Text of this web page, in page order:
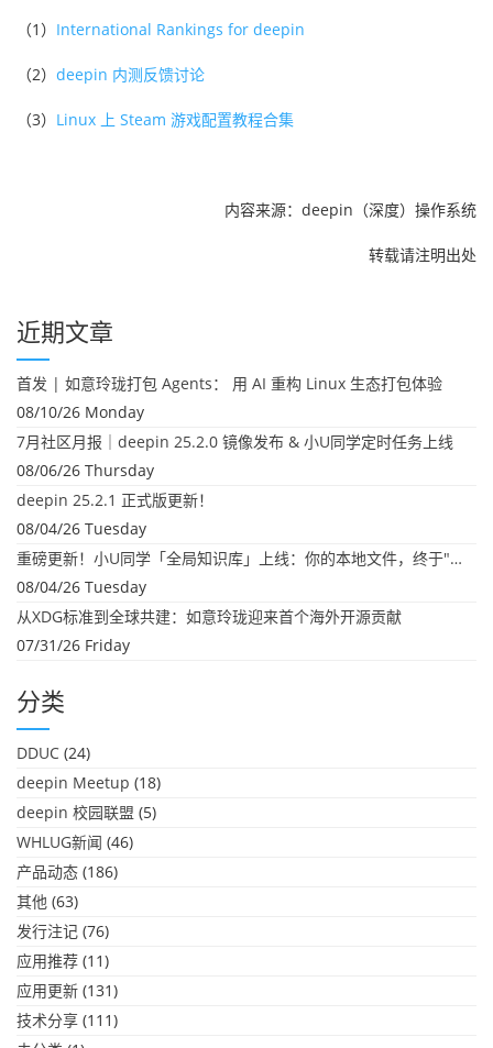
（1） International Rankings for deepin
（2） deepin 内测反馈讨论
（3） Linux 上 Steam 游戏配置教程合集
内容来源：deepin（深度）操作系统
转载请注明出处
近期文章
首发 | 如意玲珑打包 Agents： 用 AI 重构 Linux 生态打包体验
08/10/26 Monday
7月社区月报｜deepin 25.2.0 镜像发布 & 小U同学定时任务上线
08/06/26 Thursday
deepin 25.2.1 正式版更新！
08/04/26 Tuesday
重磅更新！小U同学「全局知识库」上线：你的本地文件，终于"活"起来了
08/04/26 Tuesday
从XDG标准到全球共建：如意玲珑迎来首个海外开源贡献
07/31/26 Friday
分类
DDUC (24)
deepin Meetup (18)
deepin 校园联盟 (5)
WHLUG新闻 (46)
产品动态 (186)
其他 (63)
发行注记 (76)
应用推荐 (11)
应用更新 (131)
技术分享 (111)